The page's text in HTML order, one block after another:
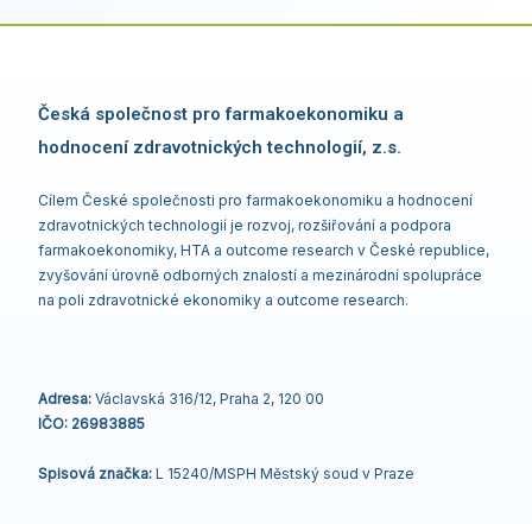
Česká společnost pro farmakoekonomiku a
hodnocení zdravotnických technologií, z.s.
Cílem České společnosti pro farmakoekonomiku a hodnocení
zdravotnických technologií je rozvoj, rozšiřování a podpora
farmakoekonomiky, HTA a outcome research v České republice,
zvyšování úrovně odborných znalostí a mezinárodní spolupráce
na poli zdravotnické ekonomiky a outcome research.
Adresa: Václavská 316/12, Praha 2, 120 00
IČO: 26983885
Spisová značka: L 15240/MSPH Městský soud v Praze